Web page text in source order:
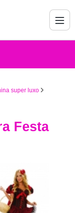
super luxo
Festa